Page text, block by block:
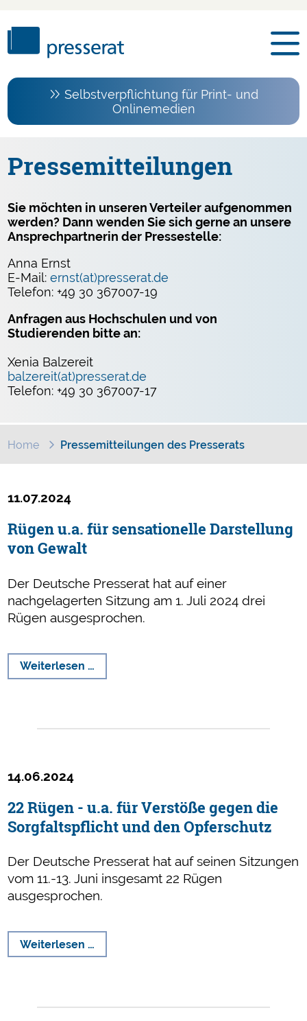
Selbstverpflichtung für Print- und
Onlinemedien
Pressemitteilungen
Sie möchten in unseren Verteiler aufgenommen
werden? Dann wenden Sie sich gerne an unsere
Ansprechpartnerin der Pressestelle:
Anna Ernst
E-Mail:ernst(at)presserat.de
Telefon: +49 30 367007-19
Anfragen aus Hochschulen und von
Studierenden bitte an:
Xenia Balzereit
balzereit(at)presserat.de
Telefon: +49 30 367007-17
Home Pressemitteilungen des Presserats
11.07.2024
Rügen u.a. für sensationelle Darstellung
von Gewalt
Der Deutsche Presserat hat auf einer
nachgelagerten Sitzung am 1. Juli 2024 drei
Rügen ausgesprochen.
Weiterlesen …
u.a.
14.06.2024
22 Rügen - u.a. für Verstöße gegen die
Sorgfaltspflicht und den Opferschutz
Der Deutsche Presserat hat auf seinen Sitzungen
vom 11.-13. Juni insgesamt 22 Rügen
ausgesprochen.
Weiterlesen …
Rügen
für